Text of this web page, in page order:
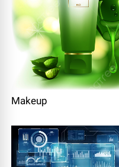
Makeup